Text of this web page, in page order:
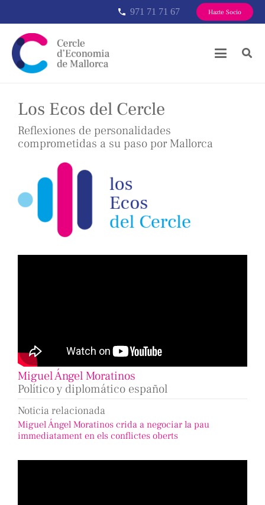
phone 971 71 71 67 Hazte Socio
Los Ecos del Cercle
Reflexiones de personalidades
comprometidas a su paso por Mallorca
Miguel Ángel Moratinos
Político y diplomático español
Noticia relacionada
Miguel Ángel Moratinos crida a negociar la pau
immediatament en els conflictes oberts